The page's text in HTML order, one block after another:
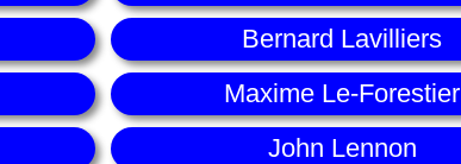
Bernard Lavilliers
Maxime Le-Forestier
John Lennon